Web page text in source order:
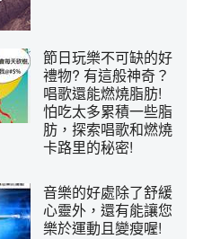
節日玩樂不可缺的好
禮物? 有這般神奇？
唱歌還能燃燒脂肪!
怕吃太多累積一些脂
肪，探索唱歌和燃燒
卡路里的秘密!
音樂的好處除了舒緩
心靈外，還有能讓您
樂於運動且變瘦喔!